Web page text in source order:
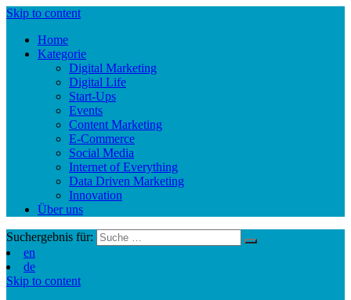
Skip to content
Home
Kategorie
Digital Marketing
Digital Life
Start-Ups
Events
Content Marketing
E-Commerce
Social Media
Internet of Everything
Data Driven Marketing
Innovation
Über uns
Suchergebnis für:
en
de
Skip to content